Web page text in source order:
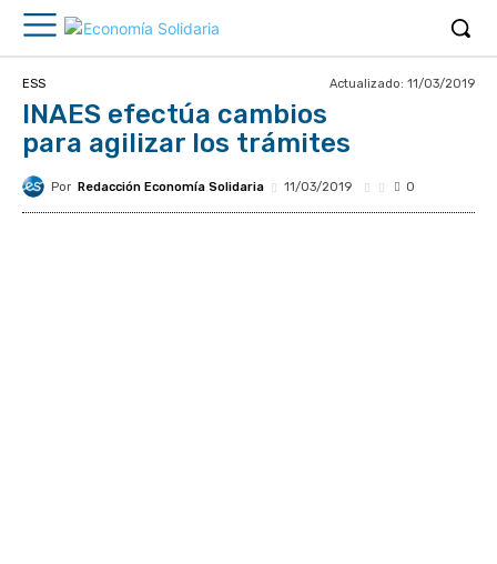
ESS Actualizado: 11/03/2019
INAES efectúa cambios
para agilizar los trámites
Por Redacción Economía Solidaria 11/03/2019 0